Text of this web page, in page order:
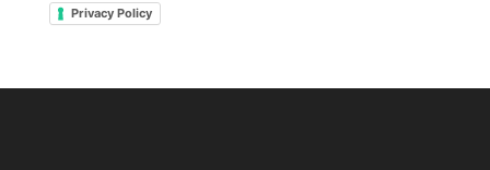
Privacy Policy